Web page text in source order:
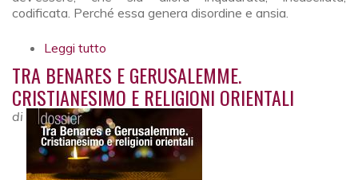
codificata. Perché essa genera disordine e ansia.
Leggi tutto
TRA BENARES E GERUSALEMME.
CRISTIANESIMO E RELIGIONI ORIENTALI
di